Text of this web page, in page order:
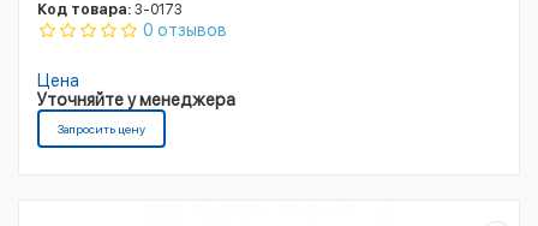
Код товара: 3-0173
0 отзывов
Цена
Уточняйте у менеджера
Запросить цену